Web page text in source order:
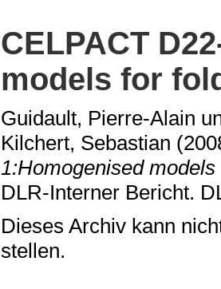
CELPACT
models for
Guidault, Pierre-Alain
Kilchert, Sebastian
1:Homogenised
DLR-Interner Bericht.
Dieses Archiv kann
stellen.